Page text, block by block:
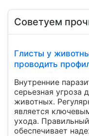
Советуем
Глисты у
проводить
Внутренние
серьезная угроза
животных.
является
ухода.
обеспечивает